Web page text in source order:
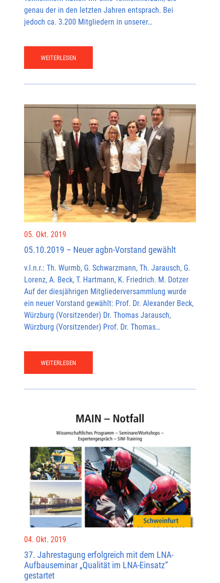
genau der in den letzten Jahren entsprach. Bei
jedoch ca. 3.200 Mitgliedern in unserer…
WEITERLESEN
05. Okt. 2019
05.10.2019 – Neuer agbn-Vorstand gewählt
v.l.n.r.: Th. Wurmb, G. Schwarzmann, Th. Jarausch, G.
Lorenz, A. Beck, T. Hartmann, K. Friedrich. M. Dotzer
Auf der diesjährigen Mitgliederversammlung wurde
ein neuer Vorstand gewählt: Prof. Dr. Alexander Beck,
Würzburg (Vorsitzender) Dr. Thomas Jarausch,
Würzburg (Vorsitzender) Prof. Dr. Thomas…
WEITERLESEN
04. Okt. 2019
37. Jahrestagung erfolgreich mit dem LNA-
Aufbauseminar „Qualität im LNA-Einsatz“
gestartet